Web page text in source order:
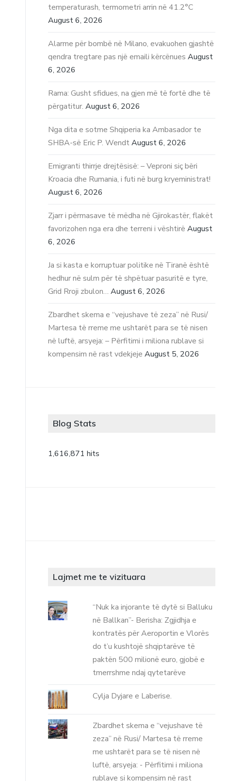
temperaturash, termometri arrin në 41.2°C
August 6, 2026
Alarme për bombë në Milano, evakuohen gjashtë
qendra tregtare pas një emaili kërcënues August
6, 2026
Rama: Gusht sfidues, na gjen më të fortë dhe të
përgatitur. August 6, 2026
Nga dita e sotme Shqiperia ka Ambasador te
SHBA-së Eric P. Wendt August 6, 2026
Emigranti thirrje drejtësisë: – Veproni siç bëri
Kroacia dhe Rumania, i futi në burg kryeministrat!
August 6, 2026
Zjarr i përmasave të mëdha në Gjirokastër, flakët
favorizohen nga era dhe terreni i vështirë August
6, 2026
Ja si kasta e korruptuar politike në Tiranë është
hedhur në sulm për të shpëtuar pasuritë e tyre,
Grid Rroji zbulon… August 6, 2026
Zbardhet skema e “vejushave të zeza” në Rusi/
Martesa të rreme me ushtarët para se të nisen
në luftë, arsyeja: – Përfitimi i miliona rublave si
kompensim në rast vdekjeje August 5, 2026
Blog Stats
1,616,871 hits
Lajmet me te vizituara
“Nuk ka injorante të dytë si Balluku
në Ballkan”- Berisha: Zgjidhja e
kontratës për Aeroportin e Vlorës
do t’u kushtojë shqiptarëve të
paktën 500 milionë euro, gjobë e
tmerrshme ndaj qytetarëve
Cylja Dyjare e Laberise.
Zbardhet skema e “vejushave të
zeza” në Rusi/ Martesa të rreme
me ushtarët para se të nisen në
luftë, arsyeja: - Përfitimi i miliona
rublave si kompensim në rast